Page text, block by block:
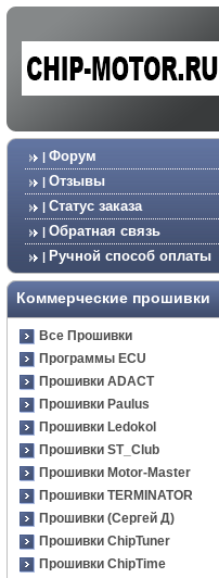
| Форум
| Отзывы
| Статус заказа
| Обратная связь
| Ручной способ оплаты
Коммерческие прошивки
Все Прошивки
Программы ECU
Прошивки ADACT
Прошивки Paulus
Прошивки Ledokol
Прошивки ST_Club
Прошивки Motor-Master
Прошивки TERMINATOR
Прошивки (Сергей Д)
Прошивки ChipTuner
Прошивки ChipTime